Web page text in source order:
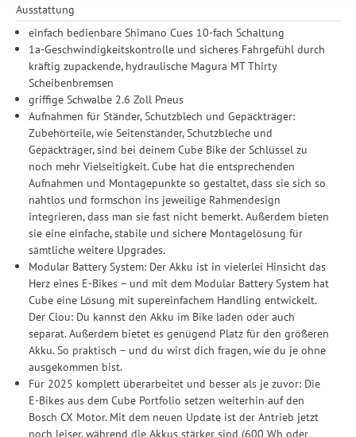
Zwecke der Einbindung von Streaming-Inhalten und der
Durchführung von statistischer Analyse, Reichweitenmessungen,
Produktempfehlungen und nutzungsbasierter Werbung.
Informationen zu den einzelnen Funktionen, den Drittanbietern
und der Speicherdauer finden Sie unter Einstellungen. Diese
Einwilligung ist freiwillig, für die Nutzung unserer Website nicht
erforderlich und gilt, bis sie widerrufen wird. Sie können Ihre
Einwilligung unter Einstellungen lediglich für bestimmte
Drittanbieter erteilen und jederzeit für die Zukunft widerrufen.
Ausstattung
einfach bedienbare Shimano Cues 10-fach Schaltung
1a-Geschwindigkeitskontrolle und sicheres Fahrgefühl durch
kräftig zupackende, hydraulische Magura MT Thirty
Scheibenbremsen
griffige Schwalbe 2.6 Zoll Pneus
Aufnahmen für Ständer, Schutzblech und Gepäckträger:
Zubehörteile, wie Seitenständer, Schutzbleche und
Gepäckträger, sind bei deinem Cube Bike der Schlüssel zu
noch mehr Vielseitigkeit. Cube hat die entsprechenden
Aufnahmen und Montagepunkte so gestaltet, dass sie sich so
nahtlos und formschön ins jeweilige Rahmendesign
integrieren, dass man sie fast nicht bemerkt. Außerdem bieten
sie eine einfache, stabile und sichere Montagelösung für
sämtliche weitere Upgrades.
Modular Battery System: Der Akku ist in vielerlei Hinsicht das
Herz eines E-Bikes – und mit dem Modular Battery System hat
Cube eine Lösung mit supereinfachem Handling entwickelt.
Der Clou: Du kannst den Akku im Bike laden oder auch
separat. Außerdem bietet es genügend Platz für den größeren
Akku. So praktisch – und du wirst dich fragen, wie du je ohne
ausgekommen bist.
Für 2025 komplett überarbeitet und besser als je zuvor: Die
E-Bikes aus dem Cube Portfolio setzen weiterhin auf den
Bosch CX Motor. Mit dem neuen Update ist der Antrieb jetzt
noch leiser, während die Akkus stärker sind (600 Wh oder